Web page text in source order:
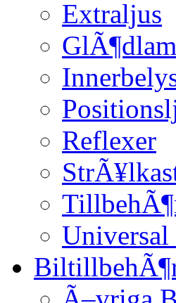
Extraljus
Reflexer